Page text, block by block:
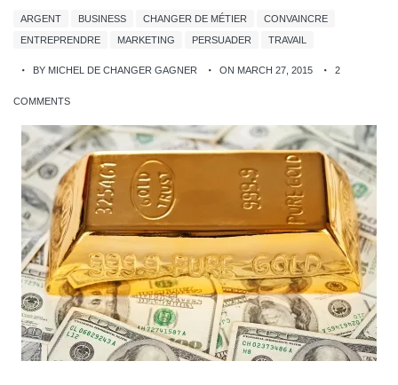
ARGENT BUSINESS CHANGER DE MÉTIER
CONVAINCRE
ENTREPRENDRE
MARKETING PERSUADER TRAVAIL
BY MICHEL DE CHANGER GAGNER ON MARCH 27, 2015 2
COMMENTS